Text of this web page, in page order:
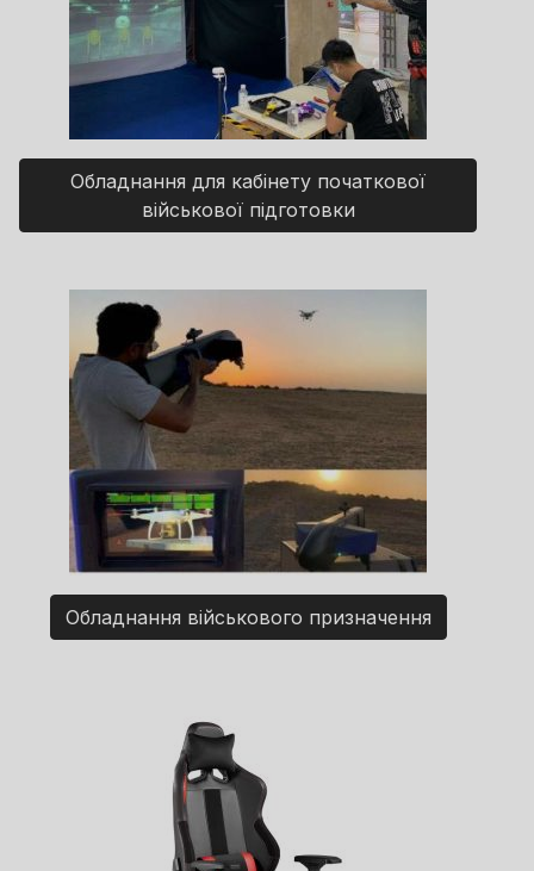
Обладнання для кабінету початкової
військової підготовки
Обладнання військового призначення